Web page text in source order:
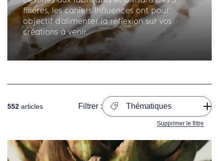
filières, les cahiers Influences ont pour
objectif d'alimenter la réflexion sur vos
créations à venir.
552 articles Filtrer : Thématiques
Supprimer le filtre